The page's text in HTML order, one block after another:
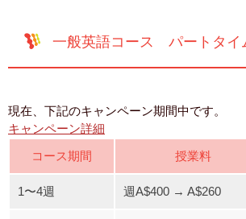
一般英語コース パートタイ
現在、下記のキャンペーン期間中です。
キャンペーン詳細
コース期間
授業料
1〜4週 週A$400 → A$260